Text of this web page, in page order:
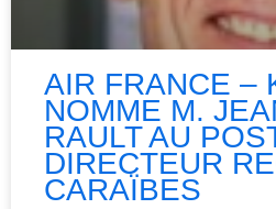
AIR FRANCE –
NOMME M.
RAULT AU
DIRECTEUR
CARAÏBES